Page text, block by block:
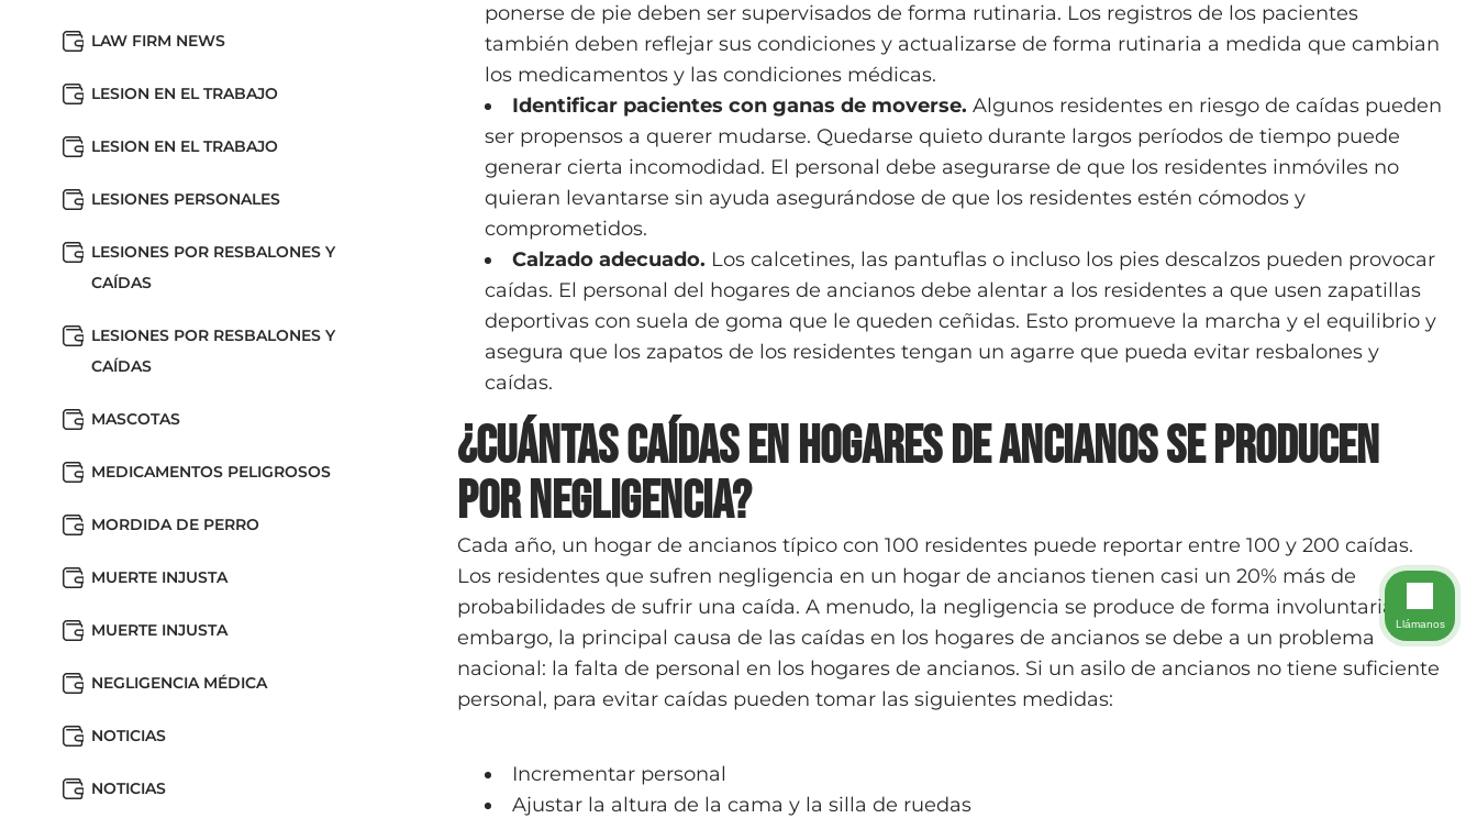
LAW FIRM NEWS
LESION EN EL TRABAJO
LESION EN EL TRABAJO
LESIONES PERSONALES
LESIONES POR RESBALONES Y
CAÍDAS
LESIONES POR RESBALONES Y
CAÍDAS
MASCOTAS
MEDICAMENTOS PELIGROSOS
MORDIDA DE PERRO
MUERTE INJUSTA
MUERTE INJUSTA
NEGLIGENCIA MÉDICA
NOTICIAS
NOTICIAS
ponerse de pie deben ser supervisados ​​de forma rutinaria. Los registros de los pacientes
también deben reflejar sus condiciones y actualizarse de forma rutinaria a medida que cambian
los medicamentos y las condiciones médicas.
Identificar pacientes con ganas de moverse. Algunos residentes en riesgo de caídas pueden
ser propensos a querer mudarse. Quedarse quieto durante largos períodos de tiempo puede
generar cierta incomodidad. El personal debe asegurarse de que los residentes inmóviles no
quieran levantarse sin ayuda asegurándose de que los residentes estén cómodos y
comprometidos.
Calzado adecuado. Los calcetines, las pantuflas o incluso los pies descalzos pueden provocar
caídas. El personal del hogares de ancianos debe alentar a los residentes a que usen zapatillas
deportivas con suela de goma que le queden ceñidas. Esto promueve la marcha y el equilibrio y
asegura que los zapatos de los residentes tengan un agarre que pueda evitar resbalones y
caídas.
¿Cuántas caídas en hogares de ancianos se producen
por negligencia?
Cada año, un hogar de ancianos típico con 100 residentes puede reportar entre 100 y 200 caídas.
Los residentes que sufren negligencia en un hogar de ancianos tienen casi un 20% más de
probabilidades de sufrir una caída. A menudo, la negligencia se produce de forma involuntaria. Sin
embargo, la principal causa de las caídas en los hogares de ancianos se debe a un problema
nacional: la falta de personal en los hogares de ancianos. Si un asilo de ancianos no tiene suficiente
personal, para evitar caídas pueden tomar las siguientes medidas:
Incrementar personal
Ajustar la altura de la cama y la silla de ruedas
Llámanos